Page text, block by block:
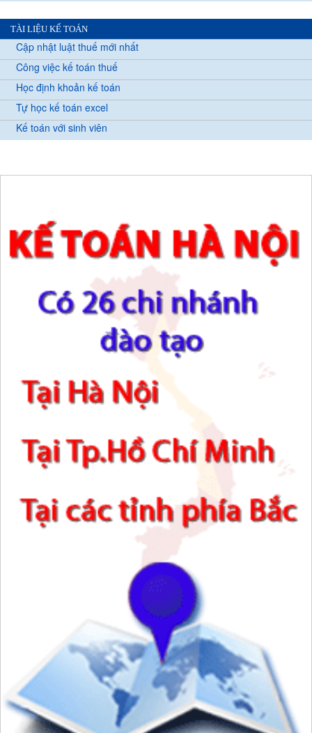
TÀI LIỆU KẾ TOÁN
Cập nhật luật thuế mới nhất
Công việc kế toán thuế
Học định khoản kế toán
Tự học kế toán excel
Kế toán với sinh viên